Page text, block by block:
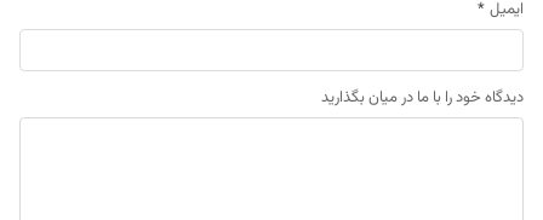
ایمیل *
دیدگاه خود را با ما در میان بگذارید